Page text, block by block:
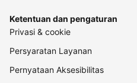
Ketentuan dan pengaturan
Privasi & cookie
Persyaratan Layanan
Pernyataan Aksesibilitas